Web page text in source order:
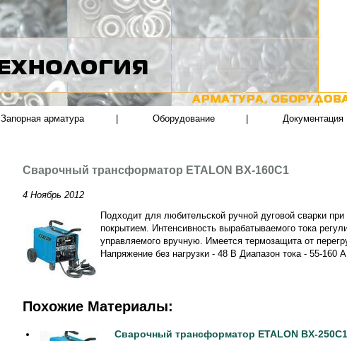
Запорная арматура Оборудование Документация
Сварочный трансформатор ETALON BX-160C1
4 Ноябрь 2012
Подходит для любительской ручной дуговой сварки
покрытием. Интенсивность вырабатываемого тока
управляемого вручную. Имеется термозащита от
Напряжение без нагрузки - 48 В Диапазон тока - 55-
Похожие Материалы:
Сварочный трансформатор ETALON BX-250C1